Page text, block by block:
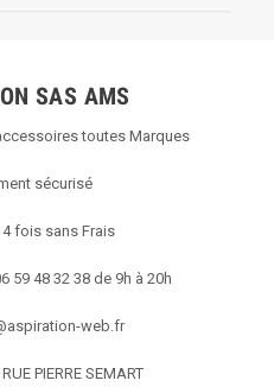
SAS AMS
toutes Marques
sécurisé
fois sans Frais
59 48 32 38 de 9h à 20h
web.fr
PIERRE SEMART